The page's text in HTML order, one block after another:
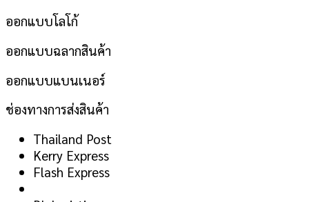
ออกแบบโลโก้
ออกแบบฉลากสินค้า
ออกแบบแบนเนอร์
ช่องทางการส่งสินค้า
Thailand Post
Kerry Express
Flash Express